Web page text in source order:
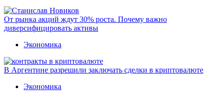
От рынка акций ждут 30% роста. Почему важно
диверсифицировать активы
Экономика
В Аргентине разрешили заключать сделки в криптовалюте
Экономика